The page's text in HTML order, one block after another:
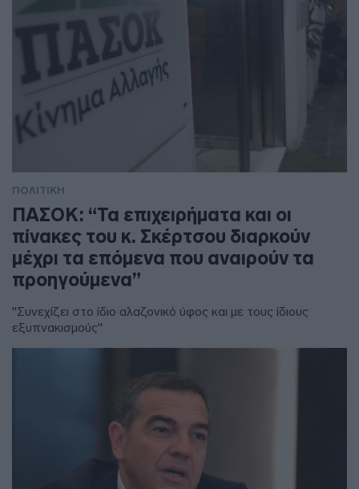
ΠΟΛΙΤΙΚΗ
ΠΑΣΟΚ: “Τα επιχειρήματα και οι
πίνακες του κ. Σκέρτσου διαρκούν
μέχρι τα επόμενα που αναιρούν τα
προηγούμενα”
"Συνεχίζει στο ίδιο αλαζονικό ύφος και με τους ίδιους
εξυπνακισμούς"